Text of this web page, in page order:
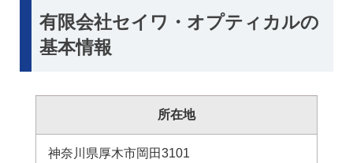
有限会社セイワ・オプティカルの
基本情報
所在地
神奈川県厚木市岡田3101